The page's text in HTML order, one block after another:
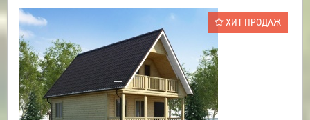
ХИТ ПРОДАЖ